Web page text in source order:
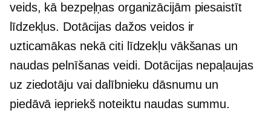
veids, kā bezpeļņas organizācijām piesaistīt
līdzekļus. Dotācijas dažos veidos ir
uzticamākas nekā citi līdzekļu vākšanas un
naudas pelnīšanas veidi. Dotācijas nepaļaujas
uz ziedotāju vai dalībnieku dāsnumu un
piedāvā iepriekš noteiktu naudas summu.